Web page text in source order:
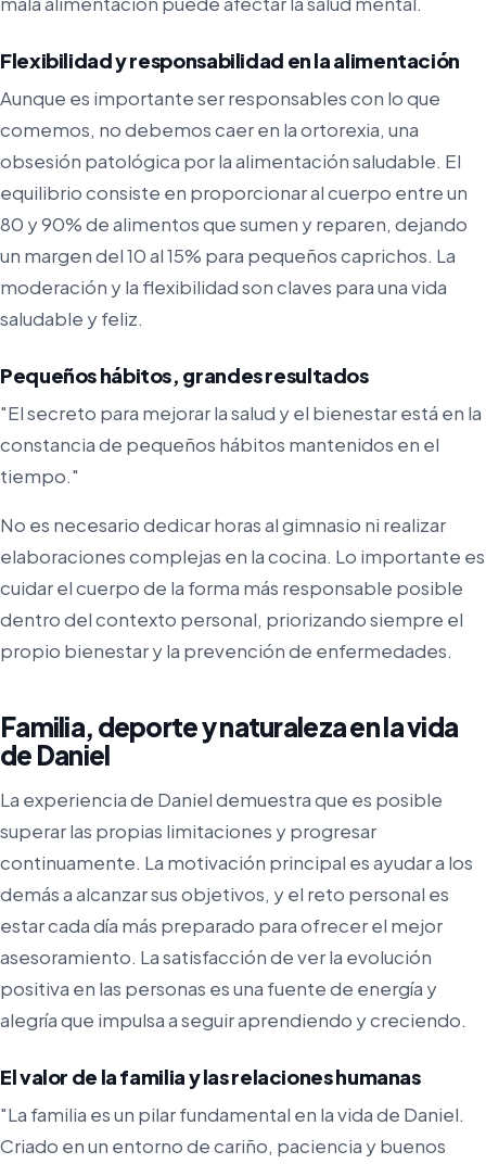
Flexibilidad y responsabilidad en la alimentación
Aunque es importante ser responsables con lo que
comemos, no debemos caer en la ortorexia, una
obsesión patológica por la alimentación saludable. El
equilibrio consiste en proporcionar al cuerpo entre un
80 y 90% de alimentos que sumen y reparen, dejando
un margen del 10 al 15% para pequeños caprichos. La
moderación y la flexibilidad son claves para una vida
saludable y feliz.
Pequeños hábitos, grandes resultados
"El secreto para mejorar la salud y el bienestar está en la
constancia de pequeños hábitos mantenidos en el
tiempo."
No es necesario dedicar horas al gimnasio ni realizar
elaboraciones complejas en la cocina. Lo importante es
cuidar el cuerpo de la forma más responsable posible
dentro del contexto personal, priorizando siempre el
propio bienestar y la prevención de enfermedades.
Familia, deporte y naturaleza en la vida
de Daniel
La experiencia de Daniel demuestra que es posible
superar las propias limitaciones y progresar
continuamente. La motivación principal es ayudar a los
demás a alcanzar sus objetivos, y el reto personal es
estar cada día más preparado para ofrecer el mejor
asesoramiento. La satisfacción de ver la evolución
positiva en las personas es una fuente de energía y
alegría que impulsa a seguir aprendiendo y creciendo.
El valor de la familia y las relaciones humanas
"La familia es un pilar fundamental en la vida de Daniel.
Criado en un entorno de cariño, paciencia y buenos